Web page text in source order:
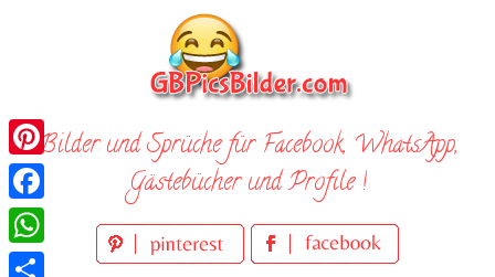
Bilder und Sprüche für Facebook, WhatsApp,
Gästebücher und Profile !
Pinterest
Facebook
WhatsApp